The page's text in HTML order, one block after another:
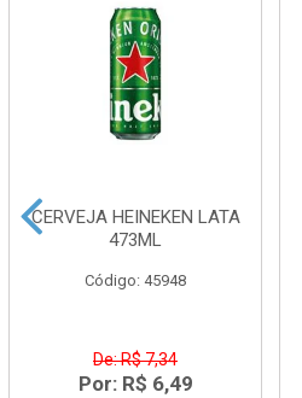
CERVEJA HEINEKEN LATA
473ML
Código: 45948
De: R$ 7,34
Por: R$ 6,49